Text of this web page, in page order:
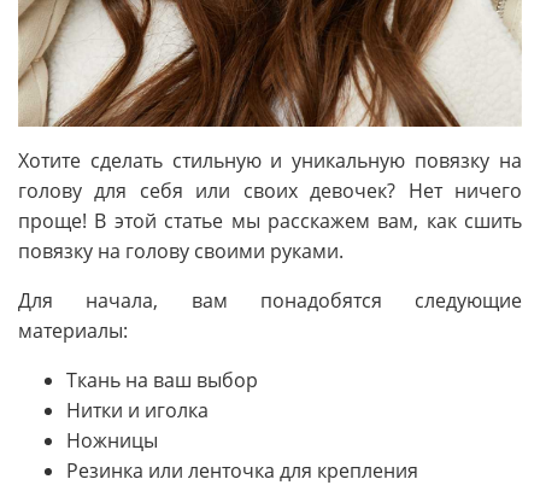
Хотите сделать стильную и уникальную повязку на
голову для себя или своих девочек? Нет ничего
проще! В этой статье мы расскажем вам, как сшить
повязку на голову своими руками.
Для начала, вам понадобятся следующие
материалы:
Ткань на ваш выбор
Нитки и иголка
Ножницы
Резинка или ленточка для крепления